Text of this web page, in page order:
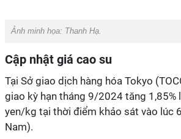
Ảnh minh họa: Thanh Hạ.
Cập nhật giá cao su
Tại Sở giao dịch hàng hóa Tokyo
giao kỳ hạn tháng 9/2024 tăng 1,85%
yen/kg tại thời điểm khảo sát vào lúc
Nam).